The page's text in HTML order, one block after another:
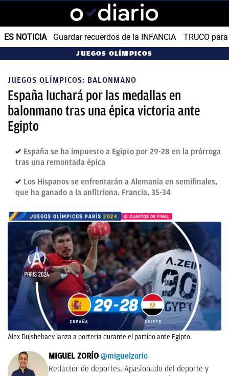
ES NOTICIA Guardar recuerdos de la INFANCIA TRUCO
JUEGOS OLÍMPICOS
JUEGOS OLÍMPICOS: BALONMANO
España luchará por las medallas en
balonmano tras una épica victoria ante
Egipto
España se ha impuesto a Egipto por 29-28 en la prórroga
tras una remontada épica
Los Hispanos se enfrentarán a Alemania en semifinales,
que ha ganado a la anfitriona, Francia, 35-34
Álex Dujshebaev lanza a portería durante el partido ante Egipto.
MIGUEL ZORÍO @miguelzorio
Redactor de deportes. Apasionado del deporte y